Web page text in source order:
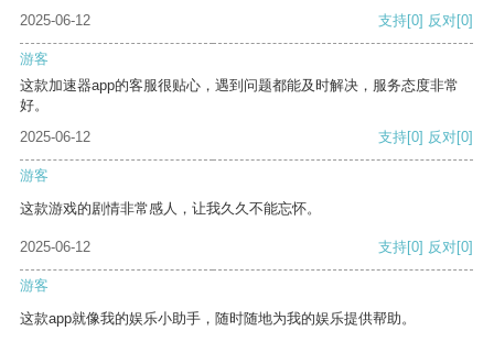
2025-06-12 支持[0] 反对[0]
游客
这款加速器app的客服很贴心，遇到问题都能及时解决，服务态度非常
好。
2025-06-12
支持[0] 反对[0]
游客
这款游戏的剧情非常感人，让我久久不能忘怀。
2025-06-12 支持[0] 反对[0]
游客
这款app就像我的娱乐小助手，随时随地为我的娱乐提供帮助。